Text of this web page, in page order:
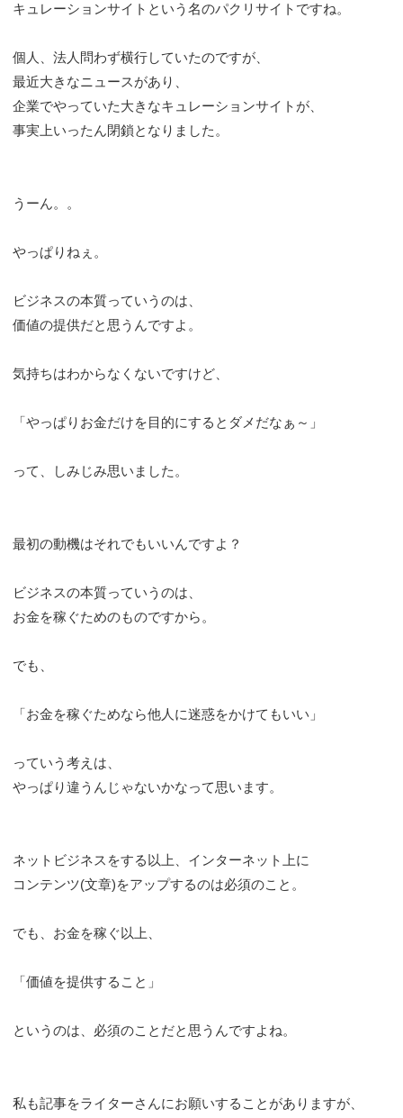
キュレーションサイトという名のパクリサイトですね。
個人、法人問わず横行していたのですが、
最近大きなニュースがあり、
企業でやっていた大きなキュレーションサイトが、
事実上いったん閉鎖となりました。
うーん。。
やっぱりねぇ。
ビジネスの本質っていうのは、
価値の提供だと思うんですよ。
気持ちはわからなくないですけど、
「やっぱりお金だけを目的にするとダメだなぁ～」
って、しみじみ思いました。
最初の動機はそれでもいいんですよ？
ビジネスの本質っていうのは、
お金を稼ぐためのものですから。
でも、
「お金を稼ぐためなら他人に迷惑をかけてもいい」
っていう考えは、
やっぱり違うんじゃないかなって思います。
ネットビジネスをする以上、インターネット上に
コンテンツ(文章)をアップするのは必須のこと。
でも、お金を稼ぐ以上、
「価値を提供すること」
というのは、必須のことだと思うんですよね。
私も記事をライターさんにお願いすることがありますが、